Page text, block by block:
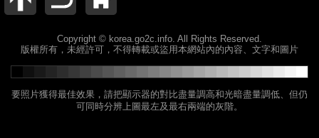
Copyright © korea.go2c.info. All Rights Reserved.
版權所有，未經許可，不得轉載或盜用本網站內的內容、文字和圖片
要照片獲得最佳效果，請把顯示器的對比盡量調高和光暗盡量調低、但仍
可同時分辨上圖最左及最右兩端的灰階。